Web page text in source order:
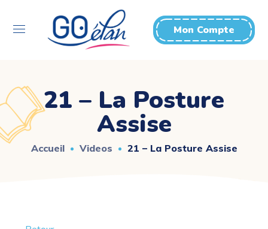
Mon Compte
21 – La Posture
Assise
Accueil Videos 21 – La Posture Assise